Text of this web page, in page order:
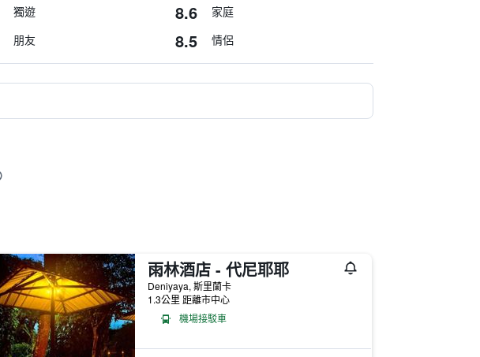
獨遊 8.6 家庭
朋友 8.5 情侶
雨林酒店 - 代尼耶耶
Deniyaya, 斯里蘭卡
1.3公里 距離市中心
機場接駁車